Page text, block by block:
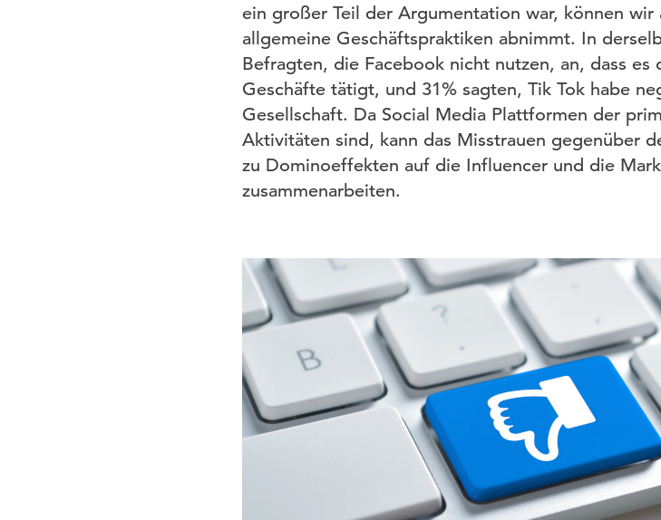
ein großer Teil der Argumentation war, können
allgemeine Geschäftspraktiken abnimmt. In
Befragten, die Facebook nicht nutzen, an, dass
Geschäfte tätigt, und 31% sagten, Tik Tok habe
Gesellschaft. Da Social Media Plattformen der
Aktivitäten sind, kann das Misstrauen gegenüber
zu Dominoeffekten auf die Influencer und die
zusammenarbeiten.